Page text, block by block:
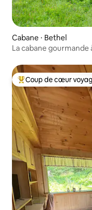
Cabane ⋅ Bethel
La cabane
Coups de cœur
Coup de cœur